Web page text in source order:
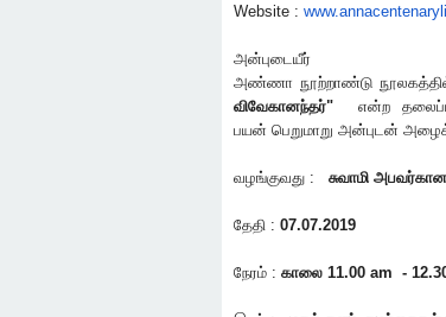
Website :
அன்புடையீர்
அண்ணா நூற்றாண்டு
விவேகானந்தர்" என்ற
பயன் பெறுமாறு அன்புடன்
வழங்குவது : சுவாமி
தேதி : 07.07.2019
நேரம் : காலை 11.00 am -